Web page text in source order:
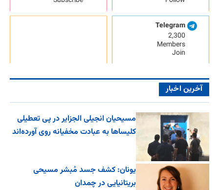
Telegram
2,300
Members
Join
آخرین اخبار
مسیحیان انجیلی الجزایر در پی تعطیلی
کلیساها به عبادت مخفیانه روی آورده‌اند
یونان: کشف جسد مُبشر مسیحی
بریتانیایی در چمدان